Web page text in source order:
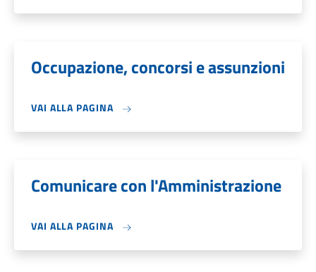
Occupazione, concorsi e assunzioni
VAI ALLA PAGINA
Comunicare con l'Amministrazione
VAI ALLA PAGINA